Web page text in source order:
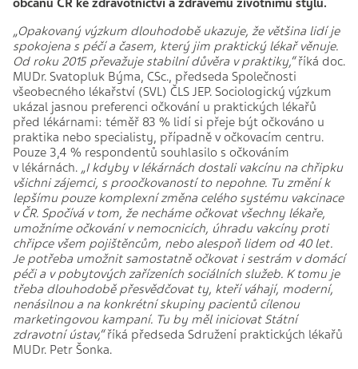
občanů ČR ke zdravotnictví a zdravému životnímu stylu.
„Opakovaný výzkum dlouhodobě ukazuje, že většina lidí je
spokojena s péčí a časem, který jim praktický lékař věnuje.
Od roku 2015 převažuje stabilní důvěra v praktiky,“říká doc.
MUDr. Svatopluk Býma, CSc., předseda Společnosti
všeobecného lékařství (SVL) ČLS JEP. Sociologický výzkum
ukázal jasnou preferenci očkování u praktických lékařů
před lékárnami: téměř 83 % lidí si přeje být očkováno u
praktika nebo specialisty, případně v očkovacím centru.
Pouze 3,4 % respondentů souhlasilo s očkováním
v lékárnách. „I kdyby v lékárnách dostali vakcínu na chřipku
všichni zájemci, s proočkovaností to nepohne. Tu změní k
lepšímu pouze komplexní změna celého systému vakcinace
v ČR. Spočívá v tom, že necháme očkovat všechny lékaře,
umožníme očkování v nemocnicích, úhradu vakcíny proti
chřipce všem pojištěncům, nebo alespoň lidem od 40 let.
Je potřeba umožnit samostatně očkovat i sestrám v domácí
péči a v pobytových zařízeních sociálních služeb. K tomu je
třeba dlouhodobě přesvědčovat ty, kteří váhají, moderní,
nenásilnou a na konkrétní skupiny pacientů cílenou
marketingovou kampaní. Tu by měl iniciovat Státní
zdravotní ústav,“říká předseda Sdružení praktických lékařů
MUDr. Petr Šonka.